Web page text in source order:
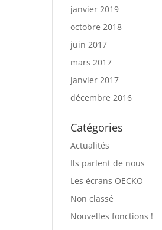
janvier 2019
octobre 2018
juin 2017
mars 2017
janvier 2017
décembre 2016
Catégories
Actualités
Ils parlent de nous
Les écrans OECKO
Non classé
Nouvelles fonctions !